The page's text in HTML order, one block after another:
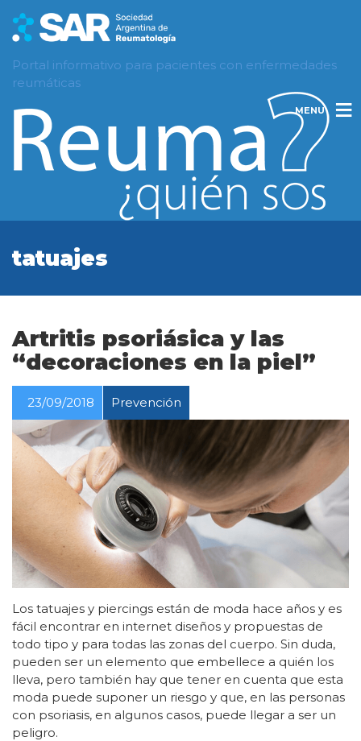
Portal informativo para pacientes con enfermedades
reumáticas
MENU
tatuajes
Artritis psoriásica y las
“decoraciones en la piel”
23/09/2018 Prevención
Los tatuajes y piercings están de moda hace años y es
fácil encontrar en internet diseños y propuestas de
todo tipo y para todas las zonas del cuerpo. Sin duda,
pueden ser un elemento que embellece a quién los
lleva, pero también hay que tener en cuenta que esta
moda puede suponer un riesgo y que, en las personas
con psoriasis, en algunos casos, puede llegar a ser un
peligro.